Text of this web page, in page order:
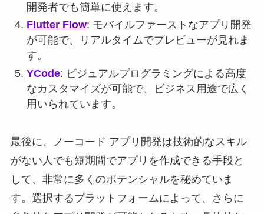
開発者でも簡単に使えます。
Flutter Flow: モバイルファーストなアプリ開発
が可能で、リアルタイムでプレビューが見れま
す。
YCode: ビジュアルプログラミングによる高度
なカスタマイズが可能で、ビジネス用途で広く
用いられています。
最後に、ノーコード アプリ開発は技術的なスキル
がない人でも短期間でアプリを作成できる手段と
して、非常に多くのポテンシャルを秘めていま
す。選択するプラットフォームによって、さらに